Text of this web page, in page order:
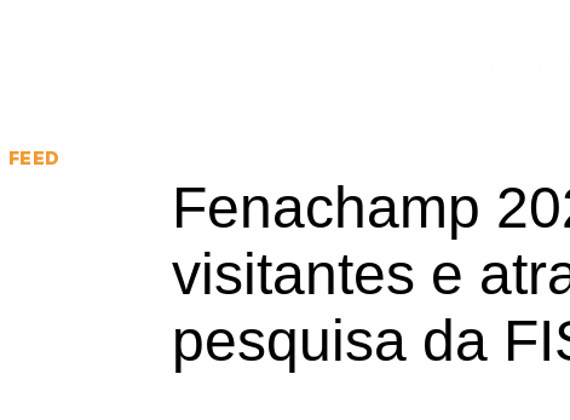
FEED
Fenachamp
visitantes e
pesquisa da